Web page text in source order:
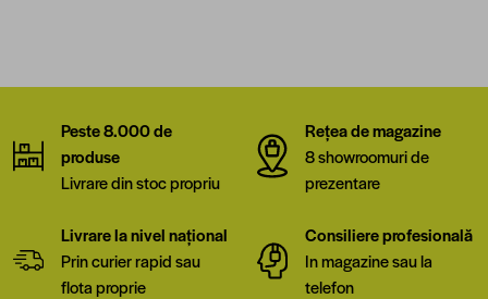
Peste 8.000 de
produse
Livrare din stoc propriu
Rețea de magazine
8 showroomuri de
prezentare
Livrare la nivel național
Prin curier rapid sau
flota proprie
Consiliere profesională
In magazine sau la
telefon